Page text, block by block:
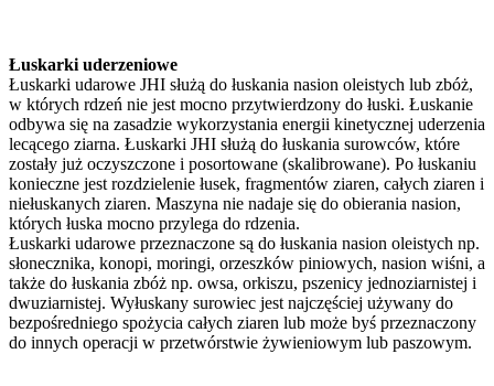
Łuskarki uderzeniowe
Łuskarki udarowe JHI służą do łuskania nasion oleistych lub zbóż,
w których rdzeń nie jest mocno przytwierdzony do łuski. Łuskanie
odbywa się na zasadzie wykorzystania energii kinetycznej uderzenia
lecącego ziarna. Łuskarki JHI służą do łuskania surowców, które
zostały już oczyszczone i posortowane (skalibrowane). Po łuskaniu
konieczne jest rozdzielenie łusek, fragmentów ziaren, całych ziaren i
niełuskanych ziaren. Maszyna nie nadaje się do obierania nasion,
których łuska mocno przylega do rdzenia.
Łuskarki udarowe przeznaczone są do łuskania nasion oleistych np.
słonecznika, konopi, moringi, orzeszków piniowych, nasion wiśni, a
także do łuskania zbóż np. owsa, orkiszu, pszenicy jednoziarnistej i
dwuziarnistej. Wyłuskany surowiec jest najczęściej używany do
bezpośredniego spożycia całych ziaren lub może byś przeznaczony
do innych operacji w przetwórstwie żywieniowym lub paszowym.